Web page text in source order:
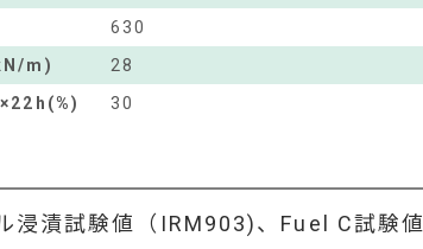
630
m)
28
30
浸漬試験値（IRM903)、Fuel C試験値